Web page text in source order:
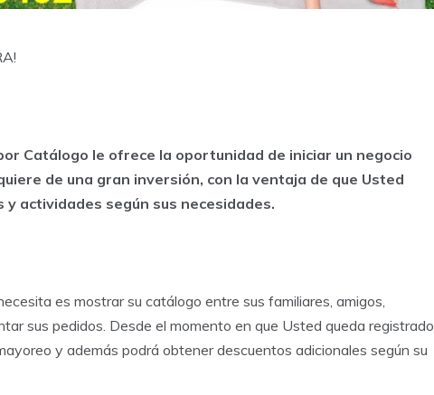
Catálogo le ofrece la oportunidad de iniciar un negocio
de una gran inversión, con la ventaja de que Usted
actividades según sus necesidades.
es mostrar su catálogo entre sus familiares, amigos,
sus pedidos. Desde el momento en que Usted queda registrado
y además podrá obtener descuentos adicionales según su